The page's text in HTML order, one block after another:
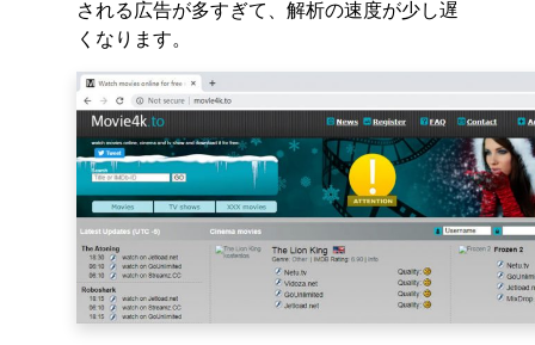
される広告が多すぎて、解析の速度が少し遅
くなります。